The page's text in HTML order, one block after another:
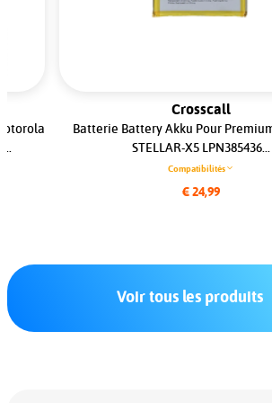
Crosscall
Batterie Battery Akku Pour
STELLAR-X5 LPN385436...
Compatibilités
€ 24,99
Voir tous les produits